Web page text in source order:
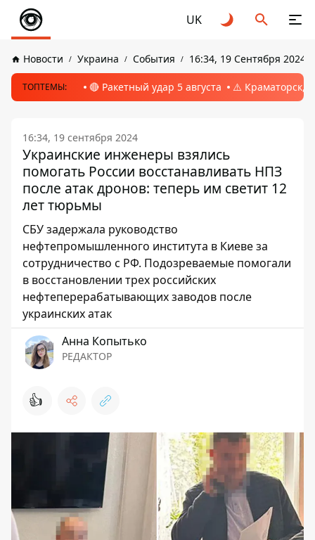
UK
Новости Украина События 16:34, 19 Сентября 2024
ТОПТЕМЫ: 🔴 Ракетный удар 5 августа ⚠️ Краматорск,
16:34, 19 сентября 2024
Украинские инженеры взялись
помогать России восстанавливать НПЗ
после атак дронов: теперь им светит 12
лет тюрьмы
СБУ задержала руководство
нефтепромышленного института в Киеве за
сотрудничество с РФ. Подозреваемые помогали
в восстановлении трех российских
нефтеперерабатывающих заводов после
украинских атак
Анна Копытько
РЕДАКТОР
👍